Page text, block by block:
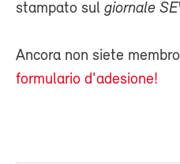
stampato sul giornale
Ancora non siete
formulario d'adesione!